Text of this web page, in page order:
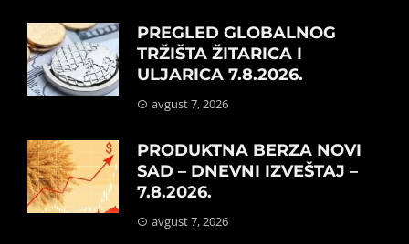
PREGLED GLOBALNOG
TRŽIŠTA ŽITARICA I
ULJARICA 7.8.2026.
avgust 7, 2026
PRODUKTNA BERZA NOVI
SAD – DNEVNI IZVEŠTAJ –
7.8.2026.
avgust 7, 2026